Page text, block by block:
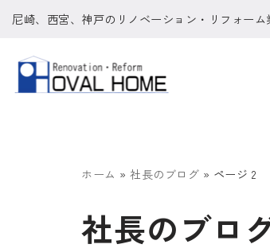
ン
テ
尼崎、西宮、神戸のリノベーション・リフォー
ホーム » 社長のブログ » ページ 2
社長のブロ